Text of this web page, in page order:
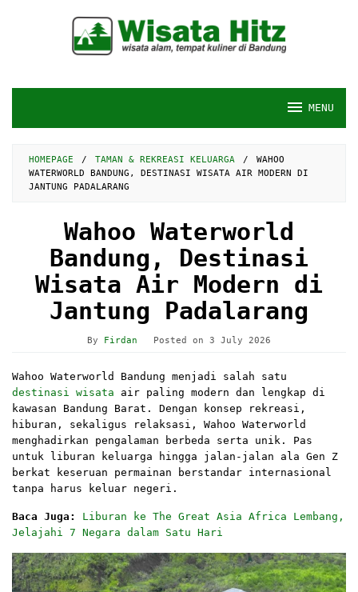
MENU
HOMEPAGE / TAMAN & REKREASI KELUARGA /
WAHOO
WATERWORLD BANDUNG, DESTINASI WISATA AIR MODERN DI
JANTUNG PADALARANG
Wahoo Waterworld
Bandung, Destinasi
Wisata Air Modern di
Jantung Padalarang
By Firdan Posted on 3 July 2026
Wahoo Waterworld Bandung menjadi salah satu
destinasi wisata air paling modern dan lengkap di
kawasan Bandung Barat. Dengan konsep rekreasi,
hiburan, sekaligus relaksasi, Wahoo Waterworld
menghadirkan pengalaman berbeda serta unik. Pas
untuk liburan keluarga hingga jalan-jalan ala Gen Z
berkat keseruan permainan berstandar internasional
tanpa harus keluar negeri.
Baca Juga: Liburan ke The Great Asia Africa Lembang,
Jelajahi 7 Negara dalam Satu Hari